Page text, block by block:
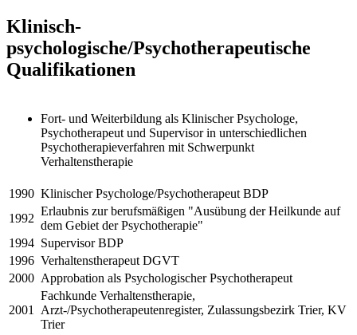
Klinisch-
psychologische/Psychotherapeutische
Qualifikationen
Fort- und Weiterbildung als Klinischer Psychologe,
Psychotherapeut und Supervisor in unterschiedlichen
Psychotherapieverfahren mit Schwerpunkt
Verhaltenstherapie
1990 Klinischer Psychologe/Psychotherapeut BDP
1992
Erlaubnis zur berufsmäßigen "Ausübung der Heilkunde auf
dem Gebiet der Psychotherapie"
1994 Supervisor BDP
1996 Verhaltenstherapeut DGVT
2000 Approbation als Psychologischer Psychotherapeut
2001
Fachkunde Verhaltenstherapie,
Arzt-/Psychotherapeutenregister, Zulassungsbezirk Trier, KV
Trier